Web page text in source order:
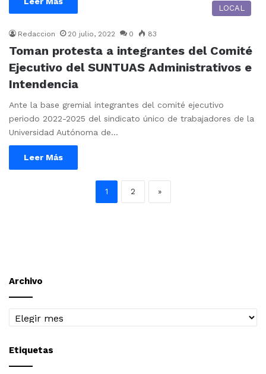
LOCAL
Redaccion 20 julio, 2022 0 83
Toman protesta a integrantes del Comité
Ejecutivo del SUNTUAS Administrativos e
Intendencia
Ante la base gremial integrantes del comité ejecutivo
periodo 2022-2025 del sindicato único de trabajadores de la
Universidad Autónoma de…
Leer Más
1 2 »
Archivo
Archivo
Etiquetas